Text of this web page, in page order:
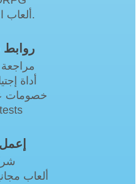
ألعاب الأندرويد.
مراجعة
أداة
خصومات
ألعاب